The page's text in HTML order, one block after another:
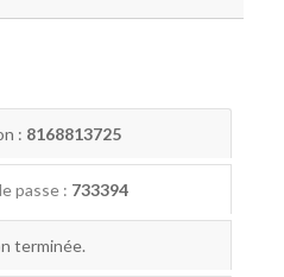
: 8168813725
passe : 733394
terminée.